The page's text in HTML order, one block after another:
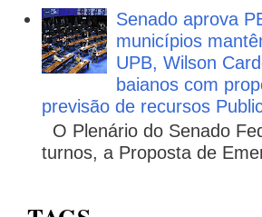
Senado aprova
municípios
UPB, Wilson
baianos com
previsão de recursos
O Plenário do Senado
turnos, a Proposta de